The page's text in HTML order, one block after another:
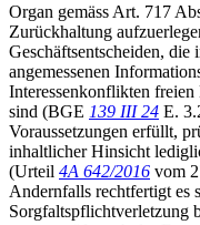
Organ gemäss Art. 717
Zurückhaltung
Geschäftsentscheiden,
angemessenen
Interessenkonflikten freien
sind (BGE 139 III 24 E.
Voraussetzungen erfüllt,
inhaltlicher Hinsicht
(Urteil 4A 642/2016 vom
Andernfalls rechtfertigt es
Sorgfaltspflichtverletzung